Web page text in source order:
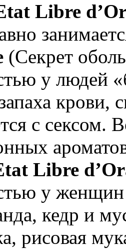
Libre d’
(Секрет
у людей
с сексом.
Libre d’
у
кедр и
рисовая